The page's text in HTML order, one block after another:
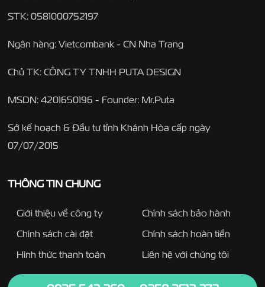
STK: 0581000752197
Ngân hàng: Vietcombank - CN Nha Trang
Chủ TK: CÔNG TY TNHH PUTA DESIGN
MSDN: 4201650196 - Founder: Mr.Puta
Sở kế hoạch & Đầu tư tỉnh Khánh Hòa cấp ngày
07/07/2015
THÔNG TIN CHUNG
Giới thiệu về công ty
Chính sách bảo hành
Chính sách cài đặt
Chính sách hoàn tiền
Hình thức thanh toán
Liên hệ với chúng tôi